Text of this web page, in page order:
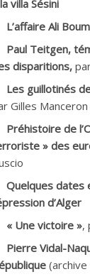
Ramdane *
Baghdad*
Boualem*
Rachid
Omar
villa Sésini
L’affaire Ali
Paul Teitgen,
disparitions,
Les guillotinés
Gilles Manceron
Préhistoire de
» des
Quelques dates
d’Alger
« Une victoire »,
Pierre Vidal-
(archive